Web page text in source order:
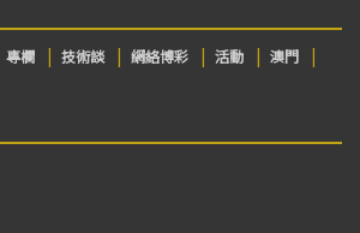
專欄 技術談 網絡博彩 活動
澳門